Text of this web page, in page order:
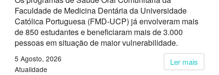
Faculdade de Medicina Dentária da Universidade
Católica Portuguesa (FMD-UCP) já envolveram mais
de 850 estudantes e beneficiaram mais de 3.000
pessoas em situação de maior vulnerabilidade.
Ler mais
5 Agosto, 2026
Atualidade